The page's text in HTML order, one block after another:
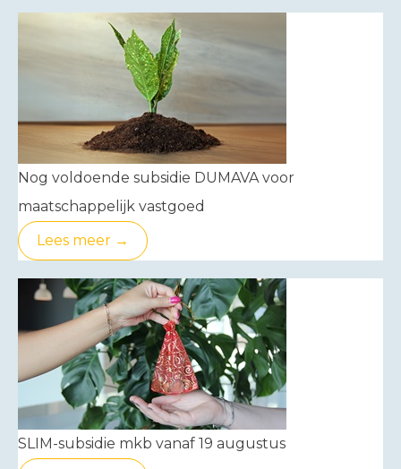
Nog voldoende subsidie DUMAVA voor
maatschappelijk vastgoed
Lees meer →
SLIM-subsidie mkb vanaf 19 augustus